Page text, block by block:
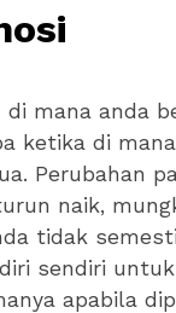
mana anda
ketika di
Perubahan
naik,
tidak
sendiri
apabila